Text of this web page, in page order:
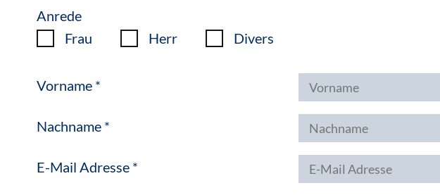
Anrede
Frau
Herr Divers
Vorname *
Nachname *
E-Mail Adresse *